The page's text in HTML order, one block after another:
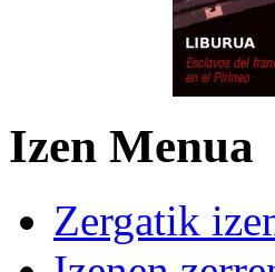
Izen Menua
Zergatik